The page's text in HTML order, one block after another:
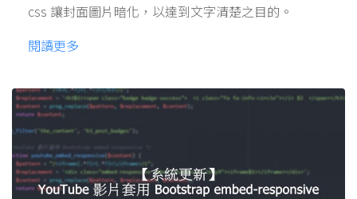
css 讓封面圖片暗化，以達到文字清楚之目的。
閱讀更多